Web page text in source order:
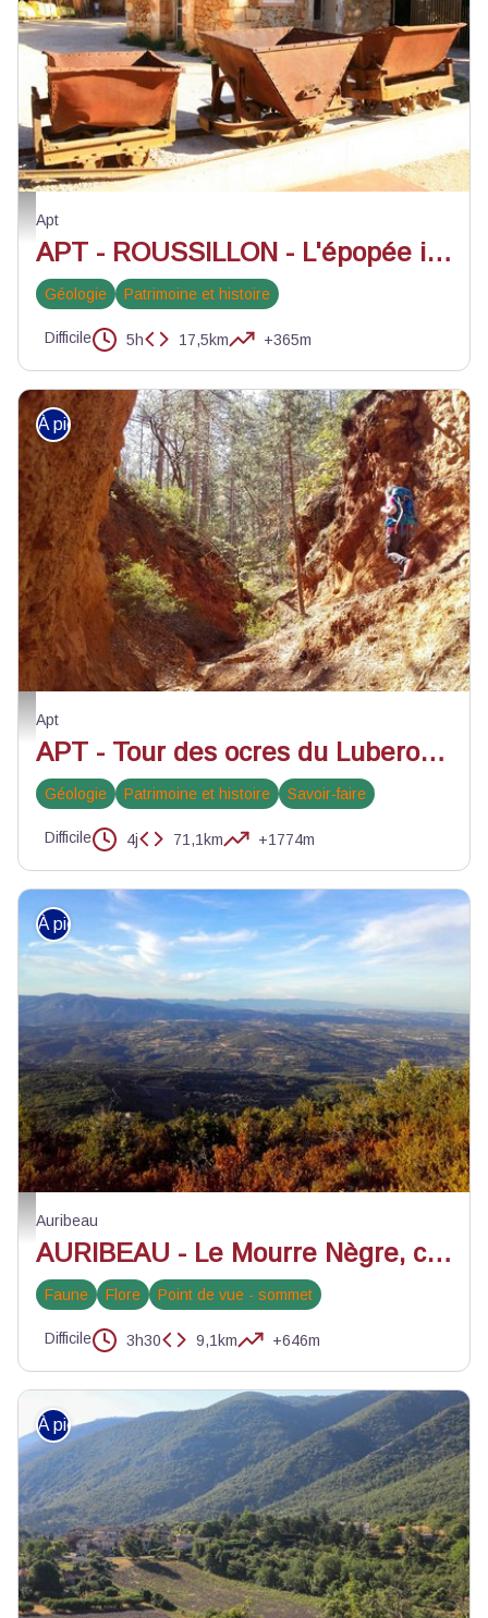
Ecomusée de l'ocre à Roussillon - ©Alain Hocquel - VPA
Apt
APT - ROUSSILLON - L'épopée industrielle de l'ocre
Géologie Patrimoine et histoire
Difficile 5h 17,5km +365m
GRP® Tour des Ocres du Luberon - ©Eric Garnier - PNR Luberon
À pied
Apt
APT - Tour des ocres du Luberon en 4 jours
Géologie Patrimoine et histoire Savoir-faire
Difficile 4j 71,1km +1774m
Auribeau et Lure depuis les crêtes - ©Eric Garnier - PNR Luberon
À pied
Auribeau
AURIBEAU - Le Mourre Nègre, côté nord
Faune Flore Point de vue - sommet
Difficile 3h30 9,1km +646m
À pied